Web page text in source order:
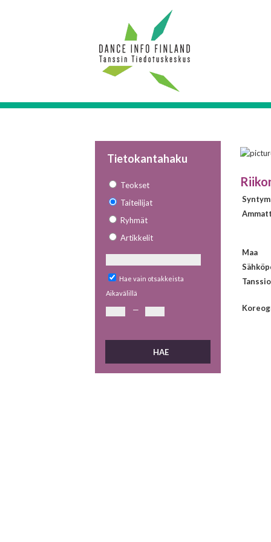
Tietokantahaku
Teokset
Taiteilijat
Ryhmät
Artikkelit
Hae vain otsakkeista
Aikavälillä
—
Maa